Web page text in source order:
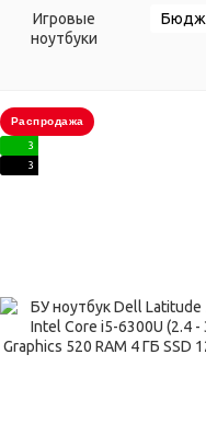
Игровые
ноутбуки
Распродажа
3
3